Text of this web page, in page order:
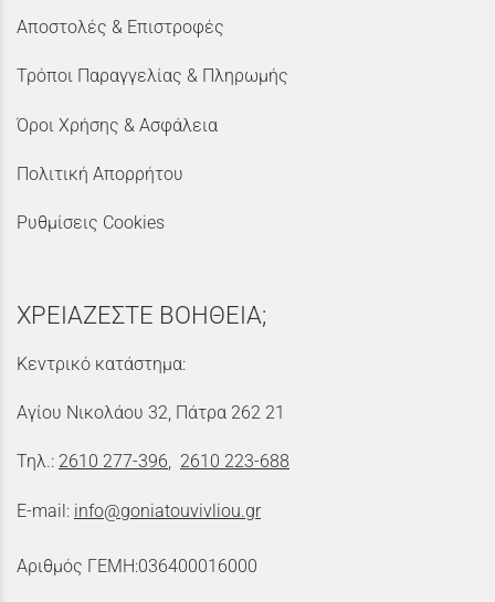
Αποστολές & Επιστροφές
Τρόποι Παραγγελίας & Πληρωμής
Όροι Χρήσης & Ασφάλεια
Πολιτική Απορρήτου
Ρυθμίσεις Cookies
ΧΡΕΙΑΖΕΣΤΕ ΒΟΗΘΕΙΑ;
Κεντρικό κατάστημα:
Αγίου Νικολάου 32, Πάτρα 262 21
Τηλ.: 2610 277-396, 2610 223-688
E-mail: info@goniatouvivliou.gr
Αριθμός ΓΕΜΗ:036400016000